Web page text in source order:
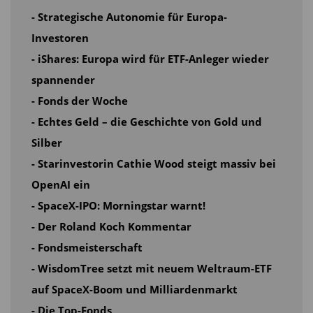
oder mehr zu akzeptieren. Eine gefährliche
Entwicklung, denn dauerhaft höhere Inflation
bedeutet langfristig auch dauerhaft höhere
Zinsen. Genau darauf deutet der Rentenmarkt
bereits hin.
Dennoch bleibt die Risikobereitschaft der Anleger
erstaunlich hoch. Das zeigt sich auch an den
Kapitalflüssen. Milliarden fließen weiterhin in
Aktien und Hochzinsanleihen, obwohl der Bull-&-
Bear-Indikator der Bank of America inzwischen
bereits die dritte Woche in Folge auf „Verkaufen“
steht. Historisch folgten auf vergleichbare Signale
häufig Kurskorrekturen.
- Strategische Autonomie für Europa-
Investoren
- iShares: Europa wird für ETF-Anleger wieder
spannender
- Fonds der Woche
- Echtes Geld – die Geschichte von Gold und
Silber
- Starinvestorin Cathie Wood steigt massiv bei
OpenAI ein
- SpaceX-IPO: Morningstar warnt!
- Der Roland Koch Kommentar
- Fondsmeisterschaft
- WisdomTree setzt mit neuem Weltraum-ETF
auf SpaceX-Boom und Milliardenmarkt
- Die Top-Fonds